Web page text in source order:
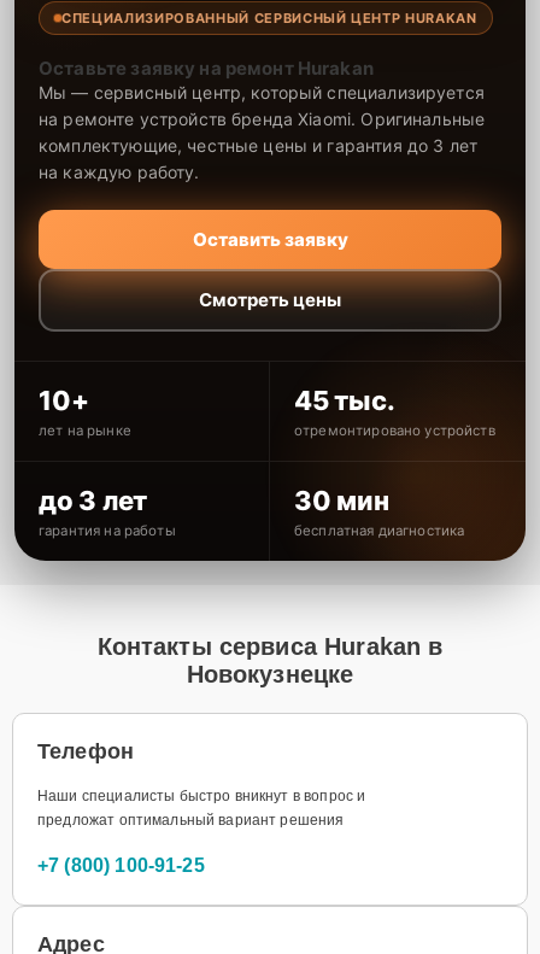
СПЕЦИАЛИЗИРОВАННЫЙ СЕРВИСНЫЙ ЦЕНТР HURAKAN
Оставьте заявку на ремонт Hurakan
Мы — сервисный центр, который специализируется
на ремонте устройств бренда Xiaomi. Оригинальные
комплектующие, честные цены и гарантия до 3 лет
на каждую работу.
Оставить заявку
Смотреть цены
10+
лет на рынке
45 тыс.
отремонтировано устройств
до 3 лет
гарантия на работы
30 мин
бесплатная диагностика
Контакты сервиса Hurakan в
Новокузнецке
Телефон
Наши специалисты быстро вникнут в вопрос и
предложат оптимальный вариант решения
+7 (800) 100-91-25
Адрес